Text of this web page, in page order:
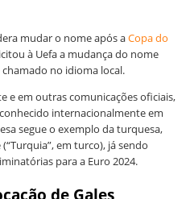
mudar o nome após aCopa do
à Uefa a mudança do nome
chamado no idioma local.
e em outras comunicações oficiais,
internacionalmente em
segue o exemplo da turquesa,
em turco), já sendo
para a Euro 2024.
de Gales